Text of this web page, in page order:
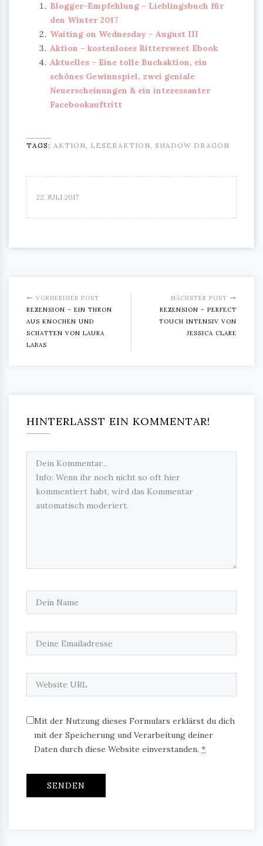
Blogger-Empfehlung – Lieblingsbuch für
den Winter 2017
Waiting on Wednesday – August III
Aktion – kostenloses Bittersweet Ebook
Aktuelles – Eine tolle Buchaktion, ein
schönes Gewinnspiel, zwei geniale
Neuerscheinungen & ein interessanter
Facebookauftritt
TAGS: AKTION, LESERAKTION, SHADOW DRAGON
22. JULI 2017
VORHERIGER POST
REZENSION – EIN THRON
AUS KNOCHEN UND
SCHATTEN VON LAURA
LABAS
NÄCHSTER POST
REZENSION – PERFECT
TOUCH INTENSIV VON
JESSICA CLARE
HINTERLASST EIN KOMMENTAR!
Mit der Nutzung dieses Formulars erklärst du dich
mit der Speicherung und Verarbeitung deiner
Daten durch diese Website einverstanden. *